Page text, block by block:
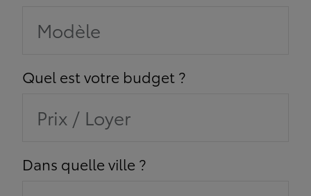
Modèle
Quel est votre budget ?
Prix / Loyer
Dans quelle ville ?